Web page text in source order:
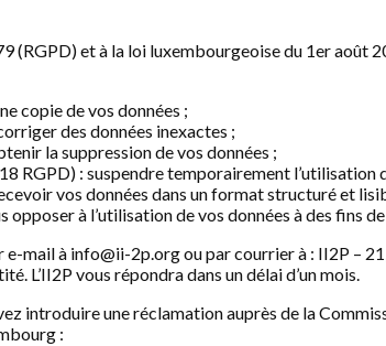
(RGPD) et à la loi luxembourgeoise du 1er août
copie de vos données ;
des données inexactes ;
la suppression de vos données ;
: suspendre temporairement l’utilisation
vos données dans un format structuré et
à l’utilisation de vos données à des fins
mail à info@ii-2p.org ou par courrier à : II2P –
L’II2P vous répondra dans un délai d’un mois.
introduire une réclamation auprès de la
: